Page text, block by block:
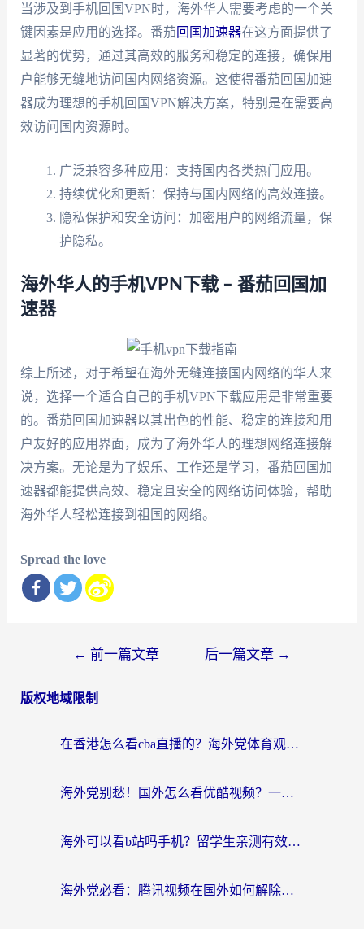
当涉及到手机回国VPN时，海外华人需要考虑的一个关
键因素是应用的选择。番茄回国加速器在这方面提供了
显著的优势，通过其高效的服务和稳定的连接，确保用
户能够无缝地访问国内网络资源。这使得番茄回国加速
器成为理想的手机回国VPN解决方案，特别是在需要高
效访问国内资源时。
广泛兼容多种应用：支持国内各类热门应用。
持续优化和更新：保持与国内网络的高效连接。
隐私保护和安全访问：加密用户的网络流量，保
护隐私。
海外华人的手机VPN下载 – 番茄回国加
速器
综上所述，对于希望在海外无缝连接国内网络的华人来
说，选择一个适合自己的手机VPN下载应用是非常重要
的。番茄回国加速器以其出色的性能、稳定的连接和用
户友好的应用界面，成为了海外华人的理想网络连接解
决方案。无论是为了娱乐、工作还是学习，番茄回国加
速器都能提供高效、稳定且安全的网络访问体验，帮助
海外华人轻松连接到祖国的网络。
Spread the love
导
← 前一篇文章 后一篇文章 →
版权地域限制
在香港怎么看cba直播的？海外党体育观赛终极指南：告别版权限制，畅享中文解说
海外党别愁！国外怎么看优酷视频？一招解决追剧、看直播难题
海外可以看b站吗手机？留学生亲测有效的回国加速指南
海外党必看：腾讯视频在国外如何解除地域限制？附优酷咪咕使用指南